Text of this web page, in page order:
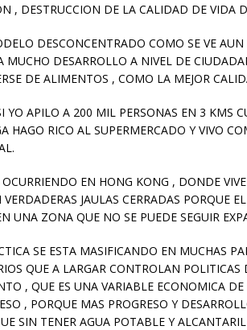
, DESTRUCCION DE LA CALIDAD DE VIDA
DESCONCENTRADO COMO SE VE
MUCHO DESARROLLO A NIVEL DE
DE ALIMENTOS , COMO LA MEJOR
YO APILO A 200 MIL PERSONAS EN 3 KMS
HAGO RICO AL SUPERMERCADO Y VIVO
OCURRIENDO EN HONG KONG , DONDE
VERDADERAS JAULAS CERRADAS PORQUE
UNA ZONA QUE NO SE PUEDE SEGUIR
SE ESTA MASIFICANDO EN MUCHAS
QUE A LARGAR CONTROLAN
, QUE ES UNA VARIABLE ECONOMICA
, PORQUE MAS PROGRESO Y
SIN TENER AGUA POTABLE Y